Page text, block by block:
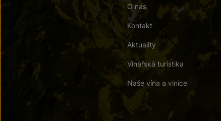
O nás
Kontakt
Aktuality
Vinařská turistika
Naše vína a vinice